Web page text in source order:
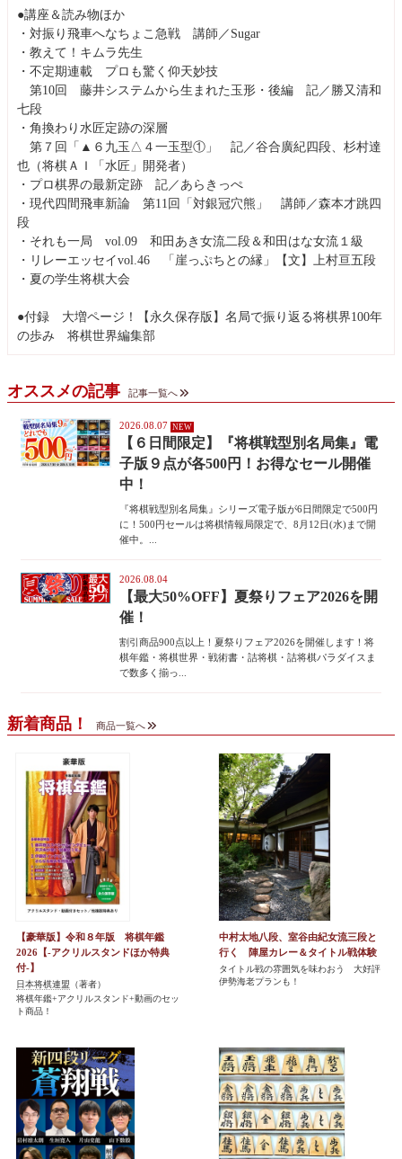
●講座＆読み物ほか
・対振り飛車へなちょこ急戦 講師／Sugar
・教えて！キムラ先生
・不定期連載 プロも驚く仰天妙技
第10回 藤井システムから生まれた玉形・後編 記／勝又清和
七段
・角換わり水匠定跡の深層
第７回「▲６九玉△４一玉型①」 記／谷合廣紀四段、杉村達
也（将棋ＡＩ「水匠」開発者）
・プロ棋界の最新定跡 記／あらきっぺ
・現代四間飛車新論 第11回「対銀冠穴熊」 講師／森本才跳四
段
・それも一局 vol.09 和田あき女流二段＆和田はな女流１級
・リレーエッセイvol.46 「崖っぷちとの縁」【文】上村亘五段
・夏の学生将棋大会
●付録 大増ページ！【永久保存版】名局で振り返る将棋界100年
の歩み 将棋世界編集部
オススメの記事 記事一覧へ
2026.08.07
【６日間限定】『将棋戦型別名局集』電
子版９点が各500円！お得なセール開催
中！
『将棋戦型別名局集』シリーズ電子版が6日間限定で500円
に！500円セールは将棋情報局限定で、8月12日(水)まで開
催中。...
2026.08.04
【最大50%OFF】夏祭りフェア2026を開
催！
割引商品900点以上！夏祭りフェア2026を開催します！将
棋年鑑・将棋世界・戦術書・詰将棋・詰将棋パラダイスま
で数多く揃っ...
新着商品！ 商品一覧へ
【豪華版】令和８年版 将棋年鑑
2026【-アクリルスタンドほか特典
付-】
日本将棋連盟 （著者）
将棋年鑑+アクリルスタンド+動画のセッ
ト商品！
中村太地八段、室谷由紀女流三段と
行く 陣屋カレー＆タイトル戦体験
タイトル戦の雰囲気を味わおう 大好評
伊勢海老プランも！